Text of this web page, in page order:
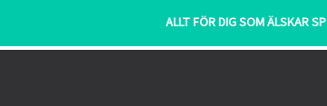
ALLT FÖR DIG SOM ÄLSKAR